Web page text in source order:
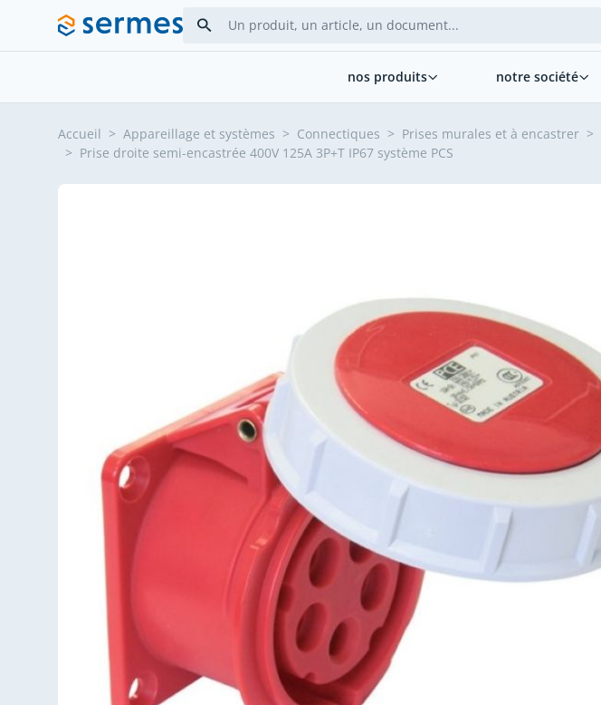
Allez au contenu
nos produits notre société
Accueil > Appareillage et systèmes > Connectiques > Prises murales et à encastrer >
> Prise droite semi-encastrée 400V 125A 3P+T IP67 système PCS